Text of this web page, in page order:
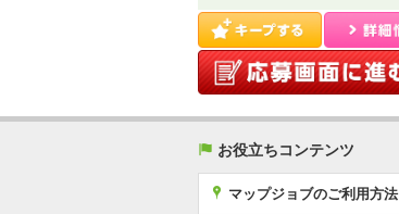
( お役立ちコンテンツ
x マップジョブのご利用方法